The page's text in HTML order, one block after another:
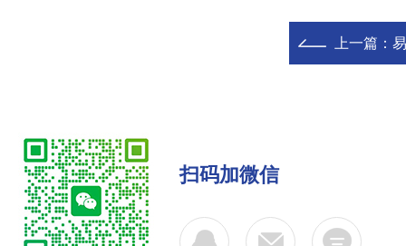
上一篇：
扫码加微信